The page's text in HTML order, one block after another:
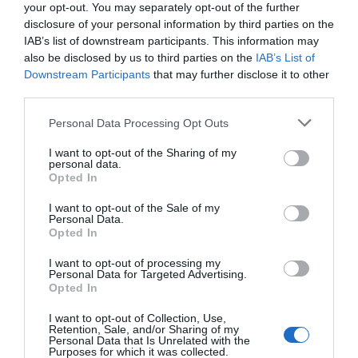
your opt-out. You may separately opt-out of the further
disclosure of your personal information by third parties on the
IAB’s list of downstream participants. This information may
also be disclosed by us to third parties on the IAB’s List of
Downstream Participants that may further disclose it to other
Personal Data Processing Opt Outs
I want to opt-out of the Sharing of my
personal data.
Opted In
I want to opt-out of the Sale of my
Personal Data.
Opted In
I want to opt-out of processing my
Personal Data for Targeted Advertising.
Opted In
I want to opt-out of Collection, Use,
Retention, Sale, and/or Sharing of my
Personal Data that Is Unrelated with the
Purposes for which it was collected.
Eulogio López
El IBEX 35 cerró la sesión del
miércoles en los 20.057 puntos,
un nuevo récord
Argumentos